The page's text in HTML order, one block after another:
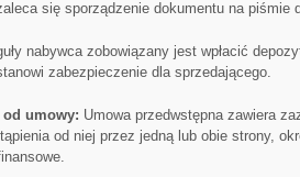
​się sporządzenie dokumentu‌ na ⁤piśmie
nabywca zobowiązany ⁢jest wpłacić
‍zabezpieczenie ‍dla sprzedającego.
od ‌umowy: Umowa przedwstępna zawiera
od niej przez jedną lub obie strony,